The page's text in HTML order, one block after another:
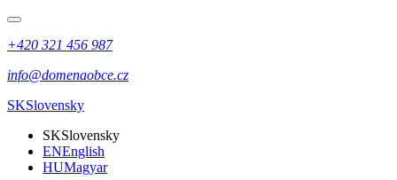
+420 321 456 987
info@domenaobce.cz
SKSlovensky
SKSlovensky
ENEnglish
HUMagyar